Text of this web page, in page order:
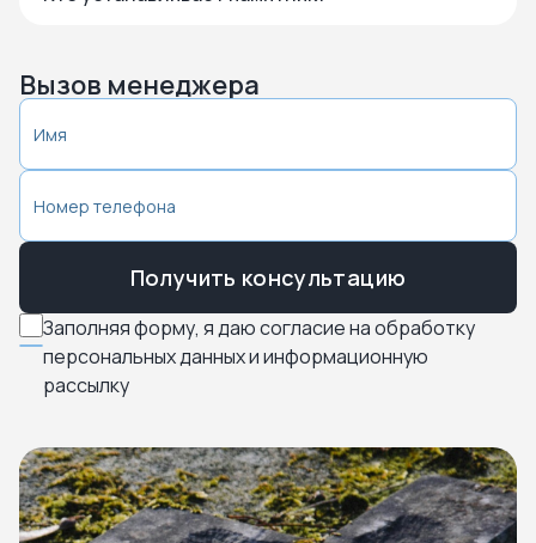
Вызов менеджера
Заполняя форму, я даю согласие на обработку
персональных данных и информационную
рассылку
Получить консультацию